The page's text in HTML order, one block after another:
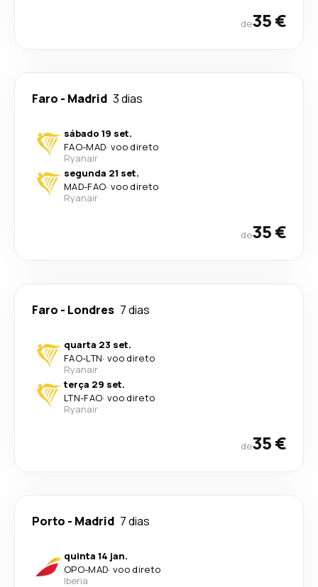
de35 €
Faro - Madrid 3 dias
sábado 19 set.
FAO-MAD· voo direto
Ryanair
segunda 21 set.
MAD-FAO· voo direto
Ryanair
de35 €
Faro - Londres 7 dias
quarta 23 set.
FAO-LTN· voo direto
Ryanair
terça 29 set.
LTN-FAO· voo direto
Ryanair
de35 €
Porto - Madrid 7 dias
quinta 14 jan.
OPO-MAD· voo direto
Iberia